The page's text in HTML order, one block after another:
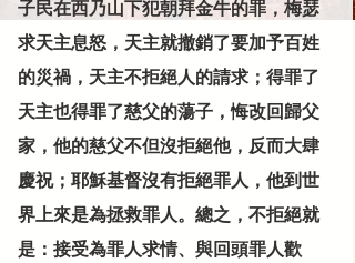
子民在西乃山下犯朝拜金牛的罪，梅瑟
求天主息怒，天主就撤銷了要加予百姓
的災禍，天主不拒絕人的請求；得罪了
天主也得罪了慈父的蕩子，悔改回歸父
家，他的慈父不但沒拒絕他，反而大肆
慶祝；耶穌基督沒有拒絕罪人，他到世
界上來是為拯救罪人。總之，不拒絕就
是：接受為罪人求情、與回頭罪人歡